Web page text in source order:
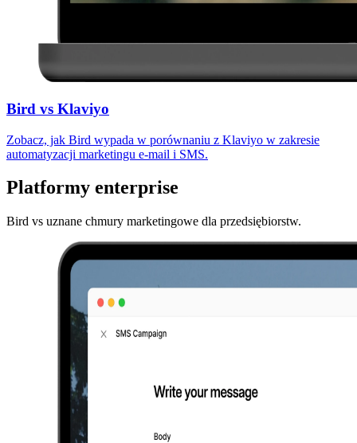
Bird vs Klaviyo
Zobacz, jak Bird wypada w porównaniu z Klaviyo w zakresie
automatyzacji marketingu e-mail i SMS.
Platformy enterprise
Bird vs uznane chmury marketingowe dla przedsiębiorstw.